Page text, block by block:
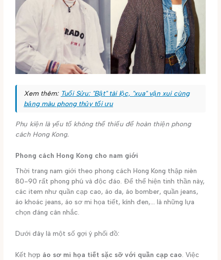
Xem thêm: Tuổi Sửu: "Bật" tài lộc, "xua" vận xui cùng
bảng màu phong thủy tối ưu
Phụ kiện là yếu tố không thể thiếu để hoàn thiện phong
cách Hong Kong.
Phong cách Hong Kong cho nam giới
Thời trang nam giới theo phong cách Hong Kong thập niên
80-90 rất phong phú và độc đáo. Để thể hiện tinh thần này,
các item như quần cạp cao, áo da, áo bomber, quần jeans,
áo khoác jeans, áo sơ mi họa tiết, kính đen,… là những lựa
chọn đáng cân nhắc.
Dưới đây là một số gợi ý phối đồ:
Kết hợp áo sơ mi họa tiết sặc sỡ với quần cạp cao . Việc